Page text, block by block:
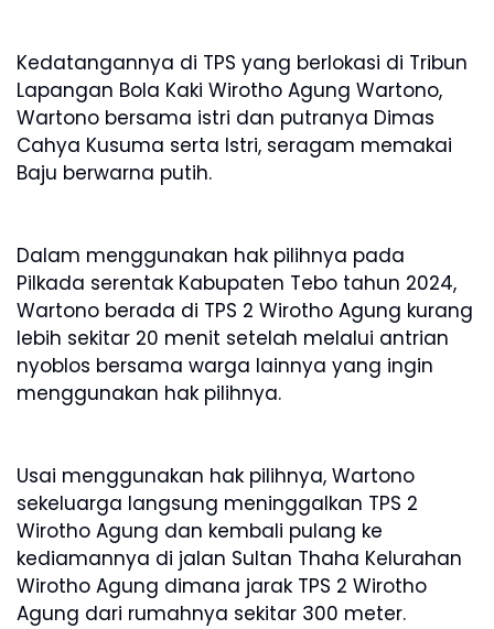
Kedatangannya di TPS yang berlokasi di Tribun
Lapangan Bola Kaki Wirotho Agung Wartono,
Wartono bersama istri dan putranya Dimas
Cahya Kusuma serta Istri, seragam memakai
Baju berwarna putih.
Dalam menggunakan hak pilihnya pada
Pilkada serentak Kabupaten Tebo tahun 2024,
Wartono berada di TPS 2 Wirotho Agung kurang
lebih sekitar 20 menit setelah melalui antrian
nyoblos bersama warga lainnya yang ingin
menggunakan hak pilihnya.
Usai menggunakan hak pilihnya, Wartono
sekeluarga langsung meninggalkan TPS 2
Wirotho Agung dan kembali pulang ke
kediamannya di jalan Sultan Thaha Kelurahan
Wirotho Agung dimana jarak TPS 2 Wirotho
Agung dari rumahnya sekitar 300 meter.